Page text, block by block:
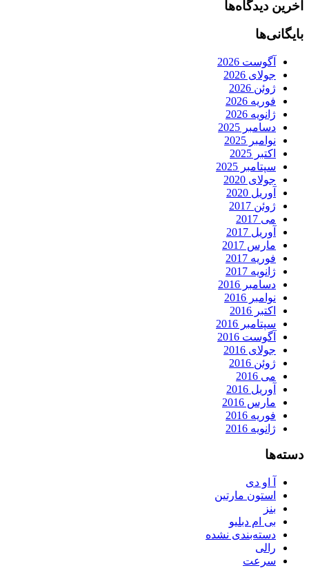
آخرین دیدگاه‌ها
بایگانی‌ها
آگوست 2026
جولای 2026
ژوئن 2026
فوریه 2026
ژانویه 2026
دسامبر 2025
نوامبر 2025
اکتبر 2025
سپتامبر 2025
جولای 2020
آوریل 2020
ژوئن 2017
می 2017
آوریل 2017
مارس 2017
فوریه 2017
ژانویه 2017
دسامبر 2016
نوامبر 2016
اکتبر 2016
سپتامبر 2016
آگوست 2016
جولای 2016
ژوئن 2016
می 2016
آوریل 2016
مارس 2016
فوریه 2016
ژانویه 2016
دسته‌ها
آ او دی
استون مارتین
بنز
بی ام دبلیو
دسته‌بندی نشده
رالی
سرعت